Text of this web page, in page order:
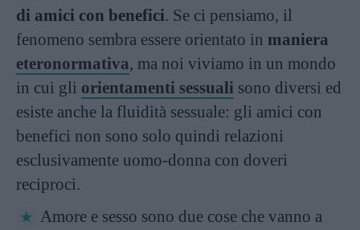
di amici con benefici. Se ci pensiamo, il
fenomeno sembra essere orientato in maniera
eteronormativa, ma noi viviamo in un mondo
in cui gli orientamenti sessuali sono diversi ed
esiste anche la fluidità sessuale: gli amici con
benefici non sono solo quindi relazioni
esclusivamente uomo-donna con doveri
reciproci.
Amore e sesso sono due cose che vanno a